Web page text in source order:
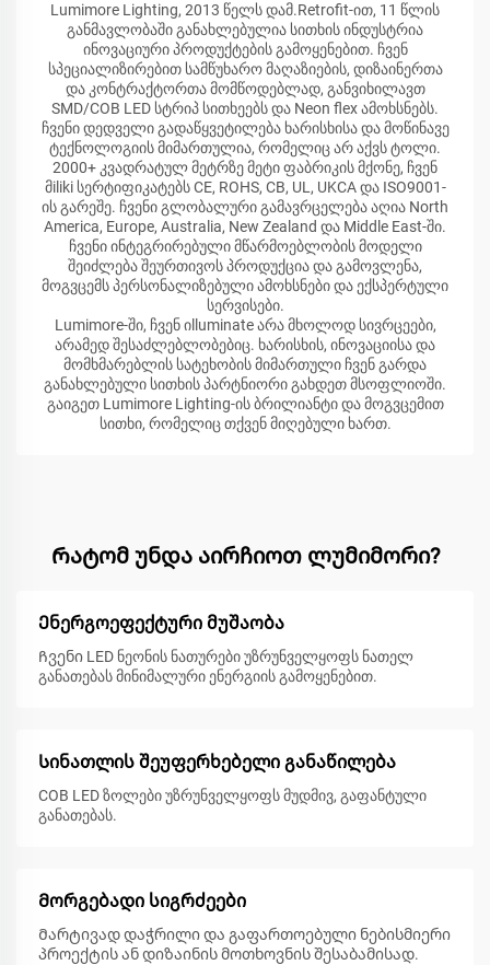
Lumimore Lighting, 2013 წელს დამ.Retrofit-ით, 11 წლის
განმავლობაში განახლებულია სითხის ინდუსტრია
ინოვაციური პროდუქტების გამოყენებით. ჩვენ
სპეციალიზირებით სამწუხარო მაღაზიების, დიზაინერთა
და კონტრაქტორთა მომწოდებლად, განვიხილავთ
SMD/COB LED სტრიპ სითხეებს და Neon flex ამოხსნებს.
ჩვენი დედველი გადაწყვეტილება ხარისხისა და მოწინავე
ტექნოლოგიის მიმართულია, რომელიც არ აქვს ტოლი.
2000+ კვადრატულ მეტრზე მეტი ფაბრიკის მქონე, ჩვენ
მiliki სერტიფიკატებს CE, ROHS, CB, UL, UKCA და ISO9001-
ის გარეშე. ჩვენი გლობალური გამავრცელება აღია North
America, Europe, Australia, New Zealand და Middle East-ში.
ჩვენი ინტეგრირებული მწარმოებლობის მოდელი
შეიძლება შეურთივოს პროდუქცია და გამოვლენა,
მოგვცემს პერსონალიზებული ამოხსნები და ექსპერტული
სერვისები.
Lumimore-ში, ჩვენ იlluminate არა მხოლოდ სივრცეები,
არამედ შესაძლებლობებიც. ხარისხის, ინოვაციისა და
მომხმარებლის სატეხობის მიმართული ჩვენ გარდა
განახლებული სითხის პარტნიორი გახდეთ მსოფლიოში.
გაიგეთ Lumimore Lighting-ის ბრილიანტი და მოგვცემით
სითხი, რომელიც თქვენ მიღებული ხართ.
Რატომ უნდა აირჩიოთ ლუმიმორი?
Ენერგოეფექტური მუშაობა
Ჩვენი LED ნეონის ნათურები უზრუნველყოფს ნათელ
განათებას მინიმალური ენერგიის გამოყენებით.
Სინათლის შეუფერხებელი განაწილება
COB LED ზოლები უზრუნველყოფს მუდმივ, გაფანტული
განათებას.
Მორგებადი სიგრძეები
Მარტივად დაჭრილი და გაფართოებული ნებისმიერი
პროექტის ან დიზაინის მოთხოვნის შესაბამისად.